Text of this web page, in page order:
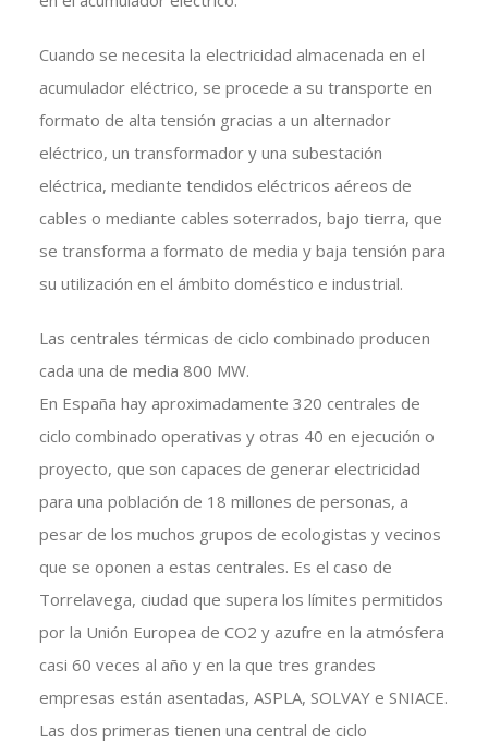
Cuando se necesita la electricidad almacenada en el
acumulador eléctrico, se procede a su transporte en
formato de alta tensión gracias a un alternador
eléctrico, un transformador y una subestación
eléctrica, mediante tendidos eléctricos aéreos de
cables o mediante cables soterrados, bajo tierra, que
se transforma a formato de media y baja tensión para
su utilización en el ámbito doméstico e industrial.
Las centrales térmicas de ciclo combinado producen
cada una de media 800 MW.
En España hay aproximadamente 320 centrales de
ciclo combinado operativas y otras 40 en ejecución o
proyecto, que son capaces de generar electricidad
para una población de 18 millones de personas, a
pesar de los muchos grupos de ecologistas y vecinos
que se oponen a estas centrales. Es el caso de
Torrelavega, ciudad que supera los límites permitidos
por la Unión Europea de CO2 y azufre en la atmósfera
casi 60 veces al año y en la que tres grandes
empresas están asentadas, ASPLA, SOLVAY e SNIACE.
Las dos primeras tienen una central de ciclo